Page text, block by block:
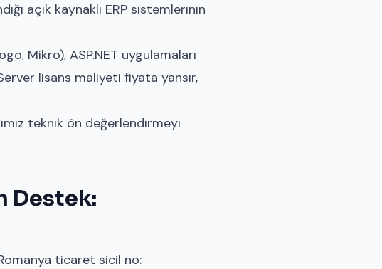
açık kaynaklı ERP sistemlerinin
Mikro), ASP.NET uygulamaları
lisans maliyeti fiyata yansır,
teknik ön değerlendirmeyi
Destek:
ticaret sicil no: